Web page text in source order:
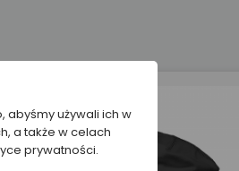
abyśmy używali ich w
a także w celach
prywatności.